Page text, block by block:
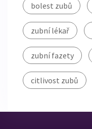
bolest zubů
zubní lékař
zubní fazety
citlivost zubů